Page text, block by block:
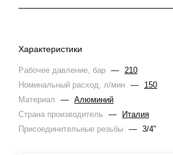
Характеристики
Рабочее давление, бар — 210
Номинальный расход, л/мин —
150
Материал
— Алюминий
Страна производитель
—
Италия
Присоединительные резьбы — 3/4"